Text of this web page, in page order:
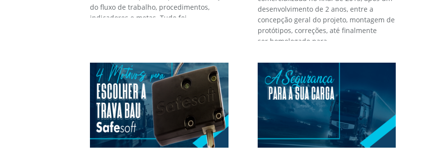
do fluxo de trabalho, procedimentos,
indicadores e metas. Tudo foi...
desenvolvimento de 2 anos, entre a
concepção geral do projeto, montagem de
protótipos, correções, até finalmente
ser homologado para...